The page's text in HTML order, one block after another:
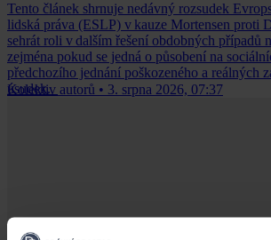
Tento článek shrnuje nedávný rozsudek
lidská práva (ESLP) v kauze Mortensen proti
sehrát roli v dalším řešení obdobných případů
zejména pokud se jedná o působení na
předchozího jednání poškozeného a reálných
úsudek.
Kolektiv autorů • 3. srpna 2026, 07:37